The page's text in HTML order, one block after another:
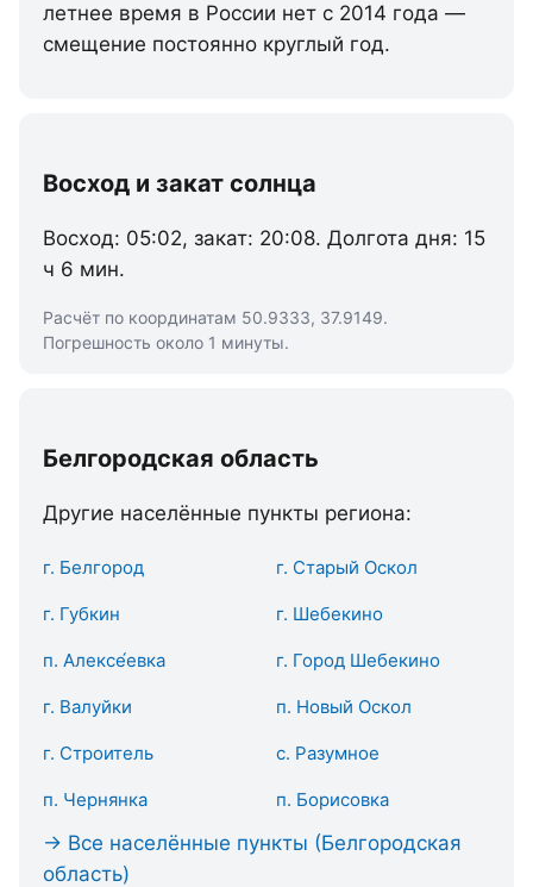
летнее время в России нет с 2014 года —
смещение постоянно круглый год.
Восход и закат солнца
Восход: 05:02, закат: 20:08. Долгота дня: 15
ч 6 мин.
Расчёт по координатам 50.9333, 37.9149.
Погрешность около 1 минуты.
Белгородская область
Другие населённые пункты региона:
г. Белгород г. Старый Оскол
г. Губкин г. Шебекино
п. Алексе́евка г. Город Шебекино
г. Валуйки п. Новый Оскол
г. Строитель с. Разумное
п. Чернянка п. Борисовка
→ Все населённые пункты (Белгородская
область)